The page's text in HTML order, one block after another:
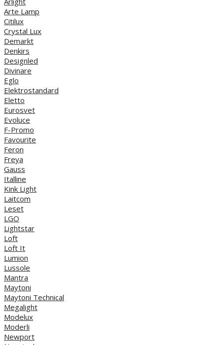
Arte Lamp
Citilux
Crystal Lux
Demarkt
Denkirs
Designled
Divinare
Eglo
Elektrostandard
Eletto
Eurosvet
Evoluce
F-Promo
Favourite
Feron
Freya
Gauss
Italline
Kink Light
Laitcom
Leset
LGO
Lightstar
Loft
Loft It
Lumion
Lussole
Mantra
Maytoni
Maytoni Technical
Megalight
Modelux
Moderli
Newport